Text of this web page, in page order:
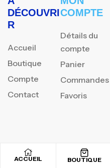
ACCUEIL BOUTIQUE
DÉCOUVRI
R
Accueil
Boutique
Compte
Contact
COMPTE
Détails du
compte
Panier
Commandes
Favoris